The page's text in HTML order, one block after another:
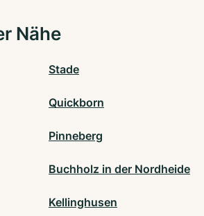
Nähe
Stade
Quickborn
Pinneberg
Buchholz in der Nordheide
Kellinghusen